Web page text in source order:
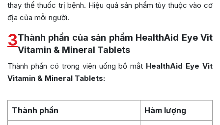
thay thế thuốc trị bệnh. Hiệu quả sản phẩm tùy thuộc vào cơ
địa của mỗi người.
3Thành phần của sản phẩm HealthAid Eye Vit
Vitamin & Mineral Tablets
Thành phần có trong viên uống bổ mắt HealthAid Eye Vit
Vitamin & Mineral Tablets:
Thành phần Hàm lượng